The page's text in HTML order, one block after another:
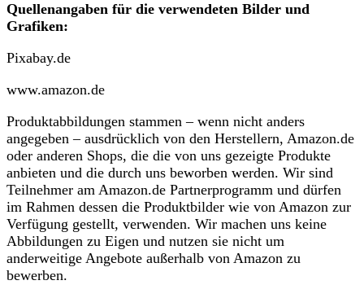
Quellenangaben für die verwendeten Bilder und
Grafiken:
Pixabay.de
www.amazon.de
Produktabbildungen stammen – wenn nicht anders
angegeben – ausdrücklich von den Herstellern, Amazon.de
oder anderen Shops, die die von uns gezeigte Produkte
anbieten und die durch uns beworben werden. Wir sind
Teilnehmer am Amazon.de Partnerprogramm und dürfen
im Rahmen dessen die Produktbilder wie von Amazon zur
Verfügung gestellt, verwenden. Wir machen uns keine
Abbildungen zu Eigen und nutzen sie nicht um
anderweitige Angebote außerhalb von Amazon zu
bewerben.